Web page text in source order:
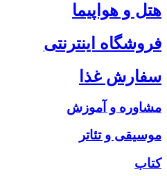
هتل و هواپیما
فروشگاه اینترنتی
سفارش غذا
مشاوره و آموزش
موسیقی و تئاتر
کتاب